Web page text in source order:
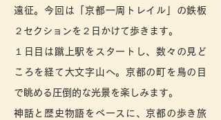
遠征。今回は「京都一周トレイル」の鉄板
２セクションを２日かけて歩きます。
１日目は蹴上駅をスタートし、数々の見ど
ころを経て大文字山へ。京都の町を鳥の目
で眺める圧倒的な光景を楽しみます。
神話と歴史物語をベースに、京都の歩き旅